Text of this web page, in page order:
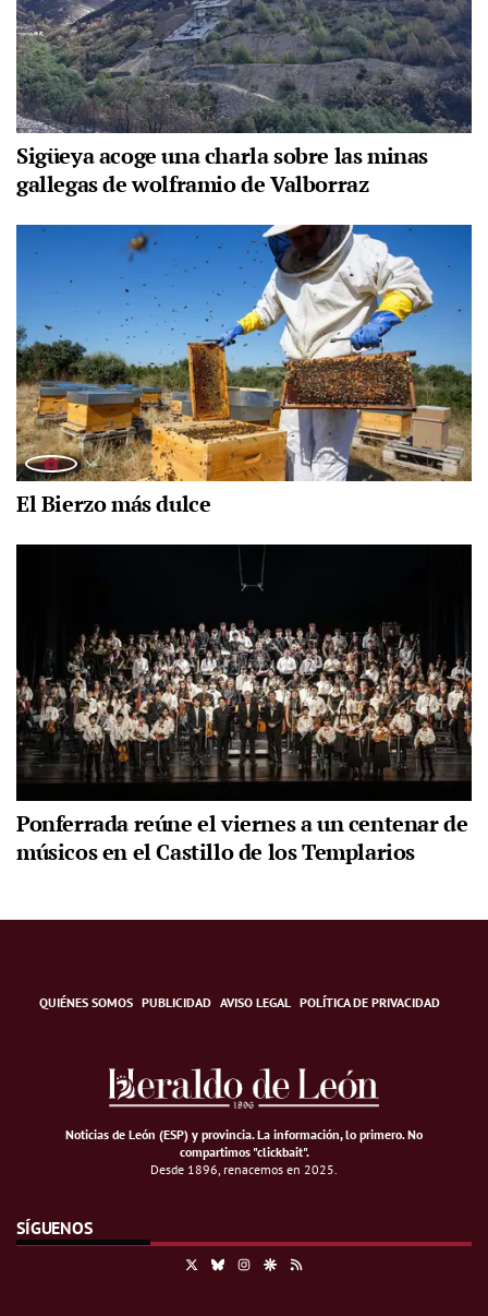
Sigüeya acoge una charla sobre las minas
gallegas de wolframio de Valborraz
El Bierzo más dulce
Ponferrada reúne el viernes a un centenar de
músicos en el Castillo de los Templarios
QUIÉNES SOMOS PUBLICIDAD AVISO LEGAL POLÍTICA DE PRIVACIDAD
Noticias de León (ESP) y provincia. La información, lo primero.No
compartimos "clickbait".
Desde 1896, renacemos en 2025.
SÍGUENOS
BlueskyInstagramGoogle Discover